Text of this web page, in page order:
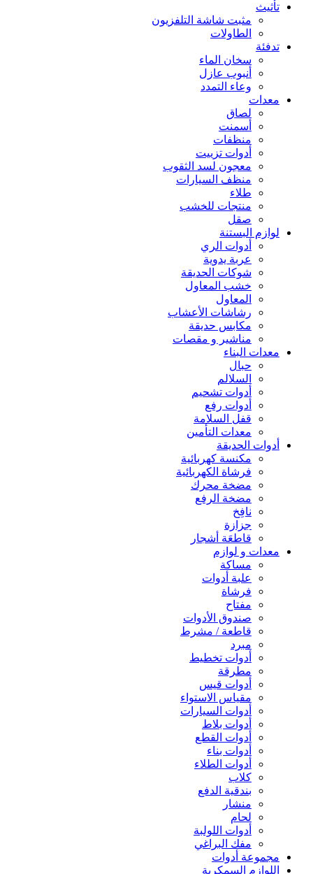
تأثيث
مثبت شاشة التلفزيون
الطاولات
تدفئة
سخان الماء
أنبوب عازل
وعاء التمدد
معدات
لصاق
أسمنت
منظفات
أدوات تزييت
معجون لسد الثقوب
منظف السيارات
طلاء
منتجات للخشب
صقل
لوازم البستنة
أدوات الري
عربة يدوية
شوكات الحديقة
خشب المعاول
المعاول
رشاشات الأعشاب
مكابس حديقة
مناشير و مقصات
معدات البناء
حبال
السلالم
أدوات تشحيم
أدوات رفع
قفل السلامة
معدات التأمين
أدوات الحديقة
مكنسة كهربائية
فرشاة الكهربائية
مضخة محرك
مضخة الرفع
نافِخ
جزازة
قاطعَة أشجار
معدات و لوازم
مساكة
علبة أدوات
فرشاة
مفتاح
صندوق الأدوات
قاطعة / مشرط
مبرد
أدوات تخطيط
مطرقة
أدوات قيس
مقياس الاستواء
أدوات السيارات
أدوات بلاط
أدوات القطع
أدوات بناء
أدوات الطلاء
كلاب
بندقية الدفع
منشار
لحام
أدوات اللولبة
مفك البراغي
مجموعة أدوات
اللوازم السمكرية